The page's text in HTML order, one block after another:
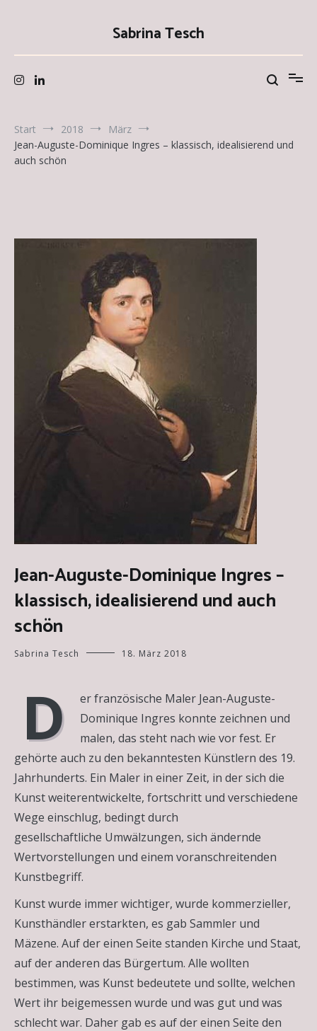
Sabrina Tesch
Start 2018
März
Jean-Auguste-Dominique Ingres – klassisch, idealisierend und
auch schön
Jean-Auguste-Dominique Ingres –
klassisch, idealisierend und auch
schön
Sabrina Tesch 18. März 2018
D
er französische Maler Jean-Auguste-
Dominique Ingres konnte zeichnen und
malen, das steht nach wie vor fest. Er
gehörte auch zu den bekanntesten Künstlern des 19.
Jahrhunderts. Ein Maler in einer Zeit, in der sich die
Kunst weiterentwickelte, fortschritt und verschiedene
Wege einschlug, bedingt durch
gesellschaftliche Umwälzungen, sich ändernde
Wertvorstellungen und einem voranschreitenden
Kunstbegriff.
Kunst wurde immer wichtiger, wurde kommerzieller,
Kunsthändler erstarkten, es gab Sammler und
Mäzene. Auf der einen Seite standen Kirche und Staat,
auf der anderen das Bürgertum. Alle wollten
bestimmen, was Kunst bedeutete und sollte, welchen
Wert ihr beigemessen wurde und was gut und was
schlecht war. Daher gab es auf der einen Seite den